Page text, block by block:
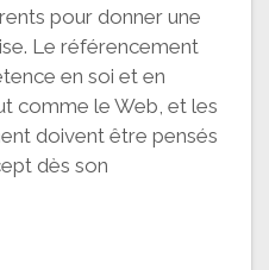
pour donner une
Le référencement
en soi et en
comme le Web, et les
doivent être pensés
dès son